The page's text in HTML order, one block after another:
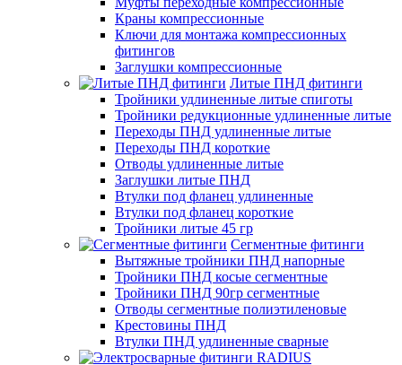
Краны компрессионные
Ключи для монтажа компрессионных
фитингов
Заглушки компрессионные
Литые ПНД фитинги
Тройники удлиненные литые спиготы
Тройники редукционные удлиненные литые
Переходы ПНД удлиненные литые
Переходы ПНД короткие
Отводы удлиненные литые
Заглушки литые ПНД
Втулки под фланец удлиненные
Втулки под фланец короткие
Тройники литые 45 гр
Сегментные фитинги
Вытяжные тройники ПНД напорные
Тройники ПНД косые сегментные
Тройники ПНД 90гр сегментные
Отводы сегментные полиэтиленовые
Крестовины ПНД
Втулки ПНД удлиненные сварные